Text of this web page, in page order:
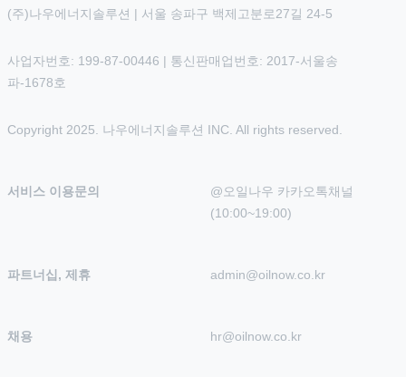
(주)나우에너지솔루션 | 서울 송파구 백제고분로27길 24-5
사업자번호: 199-87-00446 | 통신판매업번호: 2017-서울송
파-1678호
Copyright 2025. 나우에너지솔루션 INC. All rights reserved.
서비스 이용문의
@오일나우 카카오톡채널
(10:00~19:00)
파트너십, 제휴 admin@oilnow.co.kr
채용 hr@oilnow.co.kr